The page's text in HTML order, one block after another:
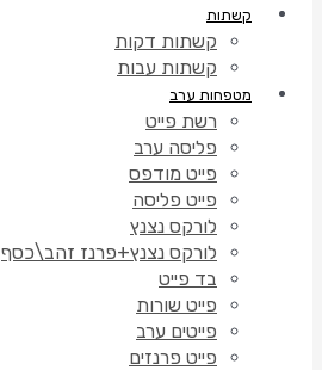
קשתות
קשתות דקות
קשתות עבות
מטפחות ערב
רשת פייט
פליסה ערב
פייט מודפס
פייט פליסה
לורקס נצנץ
לורקס נצנץ+פרנז זהב\כסף
בד פייט
פייט שורות
פייטים ערב
פייט פרנזים